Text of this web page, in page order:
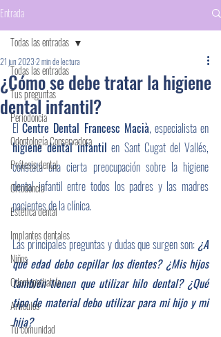
Entrada
Todas las entradas
Tus preguntas
Periodoncia
Odontología Conservadora
Prótesis dental
Ortodoncia
Estética dental
Implantes dentales
Niños
Odontopediatría
Artículos
Tu comunidad
Todas las entradas
¿Cómo se debe tratar la higiene
dental infantil?
21 jun 20232 min de lectura
El Centre Dental Francesc Macià, especialista en
higiene dental infantil en Sant Cugat del Vallés,
constata una cierta preocupación sobre la higiene
dental infantil entre todos los padres y las madres
pacientes de la clínica.
Las principales preguntas y dudas que surgen son: ¿A
qué edad debo cepillar los dientes? ¿Mis hijos
también tienen que utilizar hilo dental? ¿Qué
tipo de material debo utilizar para mi hijo y mi
hija?